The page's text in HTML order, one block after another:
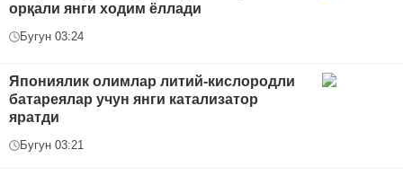
орқали янги ходим ёллади
Бугун 03:24
Япониялик олимлар литий-кислородли
батареялар учун янги катализатор
яратди
Бугун 03:21